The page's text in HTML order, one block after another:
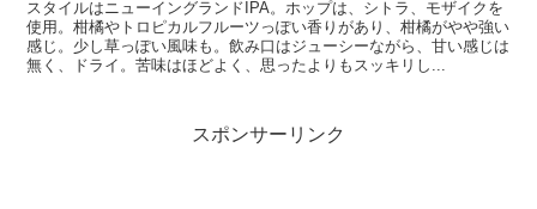
スタイルはニューイングランドIPA。ホップは、シトラ、モザイクを
使用。柑橘やトロピカルフルーツっぽい香りがあり、柑橘がやや強い
感じ。少し草っぽい風味も。飲み口はジューシーながら、甘い感じは
無く、ドライ。苦味はほどよく、思ったよりもスッキリし...
スポンサーリンク